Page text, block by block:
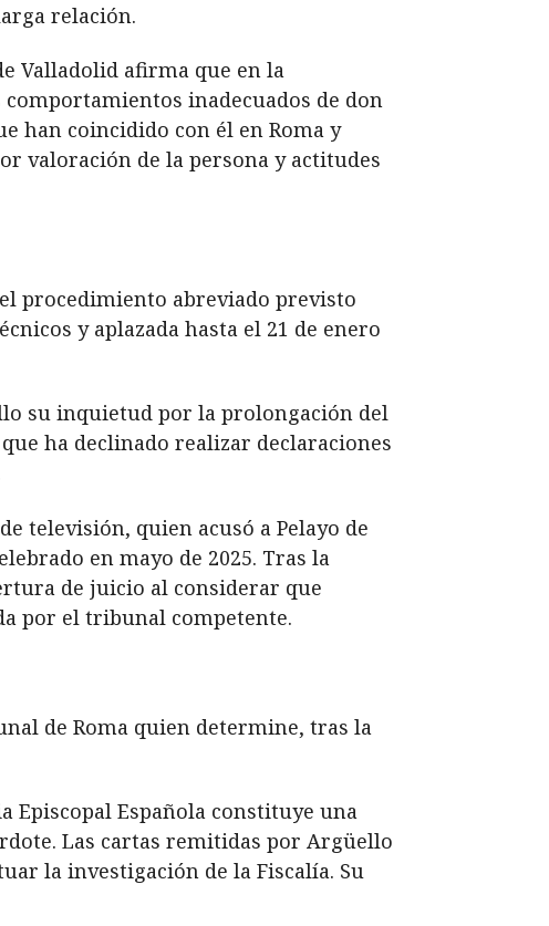
relación.
Valladolid afirma que en la
inadecuados de don
han coincidido con él en Roma y
valoración de la persona y actitudes
procedimiento abreviado previsto
y aplazada hasta el 21 de enero
su inquietud por la prolongación del
ha declinado realizar declaraciones
televisión, quien acusó a Pelayo de
en mayo de 2025. Tras la
de juicio al considerar que
por el tribunal competente.
de Roma quien determine, tras la
Episcopal Española constituye una
Las cartas remitidas por Argüello
la investigación de la Fiscalía. Su